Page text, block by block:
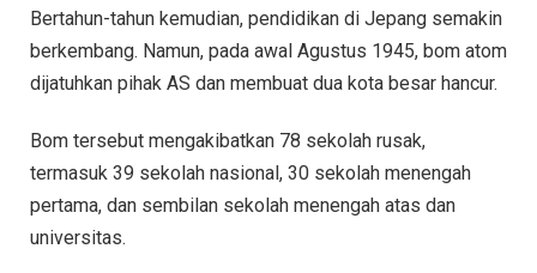
Bertahun-tahun kemudian, pendidikan di Jepang semakin
berkembang. Namun, pada awal Agustus 1945, bom atom
dijatuhkan pihak AS dan membuat dua kota besar hancur.
Bom tersebut mengakibatkan 78 sekolah rusak,
termasuk 39 sekolah nasional, 30 sekolah menengah
pertama, dan sembilan sekolah menengah atas dan
universitas.